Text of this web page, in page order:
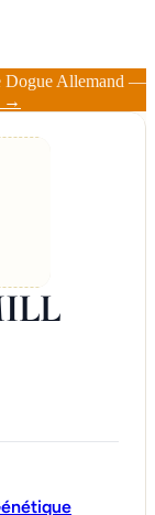
Dogue Allemand —
→